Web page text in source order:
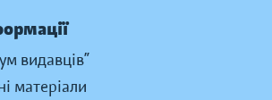
видавців”
матеріали